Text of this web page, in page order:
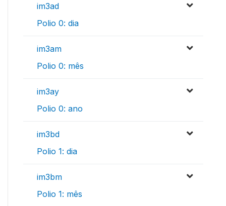
im3ad
Polio 0: dia
im3am
Polio 0: mês
im3ay
Polio 0: ano
im3bd
Polio 1: dia
im3bm
Polio 1: mês